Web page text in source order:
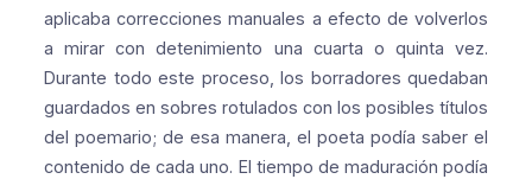
aplicaba correcciones manuales a efecto de volverlos
a mirar con detenimiento una cuarta o quinta vez.
Durante todo este proceso, los borradores quedaban
guardados en sobres rotulados con los posibles títulos
del poemario; de esa manera, el poeta podía saber el
contenido de cada uno. El tiempo de maduración podía